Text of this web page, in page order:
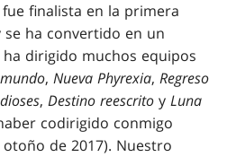
finalista en la primera
se ha convertido en un
dirigido muchos equipos
,Nueva Phyrexia,Regreso
,Destino reescrito yLuna
codirigido conmigo
de 2017). Nuestro